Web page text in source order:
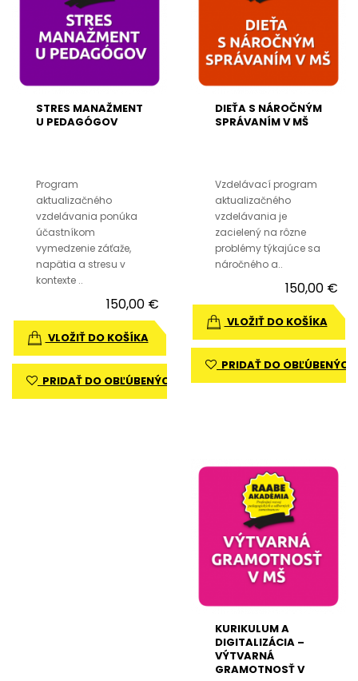
STRES MANAŽMENT
U PEDAGÓGOV
Program
aktualizačného
vzdelávania ponúka
účastníkom
vymedzenie záťaže,
napätia a stresu v
kontexte ..
150,00 €
VLOŽIŤ DO KOŠÍKA
PRIDAŤ DO OBĽÚBENÝCH
DIEŤA S NÁROČNÝM
SPRÁVANÍM V MŠ
Vzdelávací program
aktualizačného
vzdelávania je
zacielený na rôzne
problémy týkajúce sa
náročného a..
150,00 €
VLOŽIŤ DO KOŠÍKA
PRIDAŤ DO OBĽÚBENÝCH
KURIKULUM A
DIGITALIZÁCIA –
VÝTVARNÁ
GRAMOTNOSŤ V